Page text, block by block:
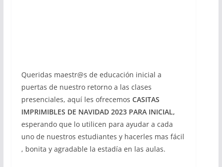
Queridas maestr@s de educación inicial a
puertas de nuestro retorno a las clases
presenciales, aquí les ofrecemos CASITAS
IMPRIMIBLES DE NAVIDAD 2023 PARA INICIAL,
esperando que lo utilicen para ayudar a cada
uno de nuestros estudiantes y hacerles mas fácil
, bonita y agradable la estadía en las aulas.